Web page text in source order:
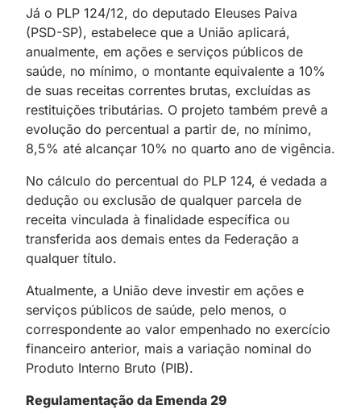
Já o PLP 124/12, do deputado Eleuses Paiva
(PSD-SP), estabelece que a União aplicará,
anualmente, em ações e serviços públicos de
saúde, no mínimo, o montante equivalente a 10%
de suas receitas correntes brutas, excluídas as
restituições tributárias. O projeto também prevê a
evolução do percentual a partir de, no mínimo,
8,5% até alcançar 10% no quarto ano de vigência.
No cálculo do percentual do PLP 124, é vedada a
dedução ou exclusão de qualquer parcela de
receita vinculada à finalidade específica ou
transferida aos demais entes da Federação a
qualquer título.
Atualmente, a União deve investir em ações e
serviços públicos de saúde, pelo menos, o
correspondente ao valor empenhado no exercício
financeiro anterior, mais a variação nominal do
Produto Interno Bruto (PIB).
Regulamentação da Emenda 29